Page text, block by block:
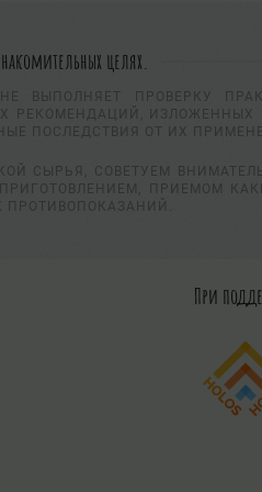
целях.
ВЫПОЛНЯЕТ ПРОВЕРКУ
РЕКОМЕНДАЦИЙ,
ПОСЛЕДСТВИЯ ОТ ИХ
СЫРЬЯ, СОВЕТУЕМ
ПРИЕМОМ
ПРОТИВОПОКАЗАНИЙ.
При